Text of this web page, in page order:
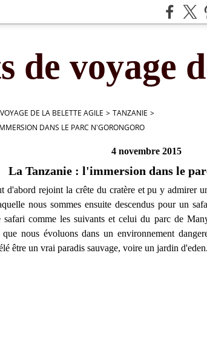
de voyage
DE LA BELETTE AGILE > TANZANIE >
DANS LE PARC N'GORONGORO
4 novembre 2015
La Tanzanie : l'immersion dans le
d'abord rejoint la crête du cratère et pu y admirer
nous sommes ensuite descendus pour un
safari comme les suivants et celui du parc de
nous évoluons dans un environnement
être un vrai paradis sauvage, voire un jardin d'eden.